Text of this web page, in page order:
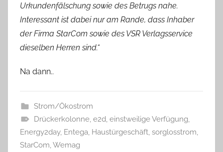
Urkundenfälschung sowie des Betrugs nahe.
Interessant ist dabei nur am Rande, dass Inhaber
der Firma StarCom sowie des VSR Verlagsservice
dieselben Herren sind.“
Na dann..
Strom/Ökostrom
Drückerkolonne, e2d, einstweilige Verfügung,
Energy2day, Entega, Haustürgeschäft, sorglosstrom,
StarCom,Wemag